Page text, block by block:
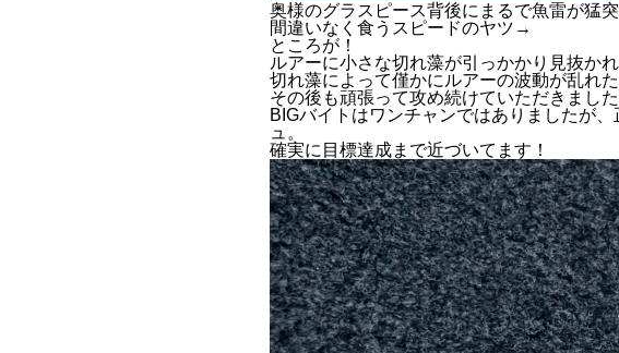
奥様のグラスピース背後にまるで魚雷が猛
間違いなく食うスピードのヤツ→
ところが！
ルアーに小さな切れ藻が引っかかり見抜か
切れ藻によって僅かにルアーの波動が乱れ
その後も頑張って攻め続けていただきまし
BIGバイトはワンチャンではありましたが
ュ。
確実に目標達成まで近づいてます！